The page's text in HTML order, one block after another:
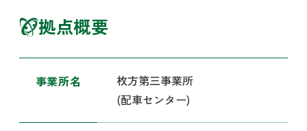
拠点概要
事業所名
枚方第三事業所
(配車センター)